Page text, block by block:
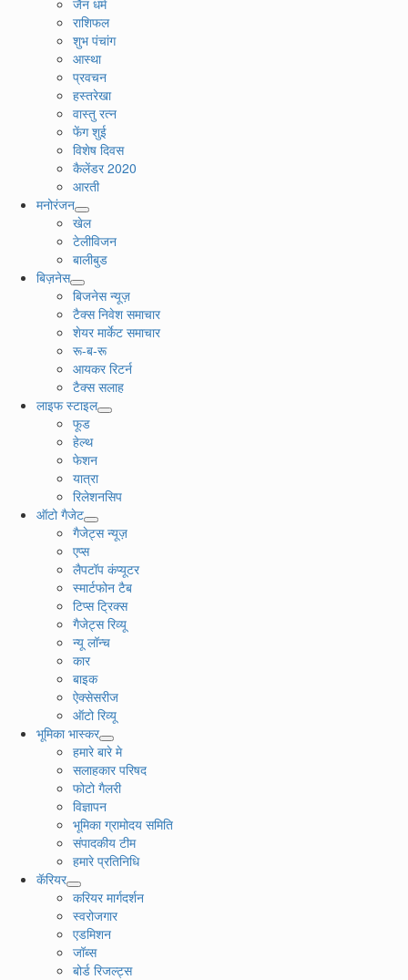
राशिफल
शुभ पंचांग
आस्था
प्रवचन
हस्तरेखा
वास्तु रत्न
फेंग शुई
विशेष दिवस
कैलेंडर 2020
आरती
मनोरंजन
खेल
टेलीविजन
बालीबुड
बिज़नेस
बिजनेस न्यूज़
टैक्स निवेश समाचार
शेयर मार्केट समाचार
रू-ब-रू
आयकर रिटर्न
टैक्स सलाह
लाइफ स्टाइल
फूड
हेल्थ
फेशन
यात्रा
रिलेशनसिप
ऑटो गैजेट
गैजेट्स न्यूज़
एप्स
लैपटॉप कंप्यूटर
स्मार्टफोन टैब
टिप्स ट्रिक्स
गैजेट्स रिव्यू
न्यू लॉन्च
कार
बाइक
ऐक्सेसरीज
ऑटो रिव्यू
भूमिका भास्कर
हमारे बारे मे
सलाहकार परिषद
फोटो गैलरी
विज्ञापन
भूमिका ग्रामोदय समिति
संपादकीय टीम
हमारे प्रतिनिधि
कॅरियर
करियर मार्गदर्शन
स्वरोजगार
एडमिशन
जॉब्स
बोर्ड रिजल्ट्स